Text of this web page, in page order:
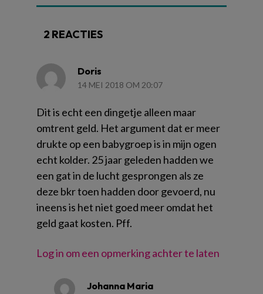
2 REACTIES
Doris
14 MEI 2018 OM 20:07
Dit is echt een dingetje alleen maar
omtrent geld. Het argument dat er meer
drukte op een babygroep is in mijn ogen
echt kolder. 25 jaar geleden hadden we
een gat in de lucht gesprongen als ze
deze bkr toen hadden door gevoerd, nu
ineens is het niet goed meer omdat het
geld gaat kosten. Pff.
Log in om een opmerking achter te laten
Johanna Maria